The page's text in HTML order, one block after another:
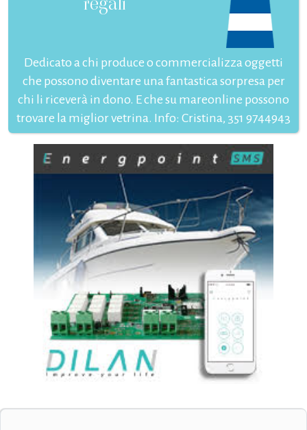
Dedicato a chi produce o commercializza oggetti
che possono diventare una fantastica sorpresa per
chi li riceverà in dono. E che su mareonline possono
trovare la miglior vetrina. Info: Cristina, 351 9744943